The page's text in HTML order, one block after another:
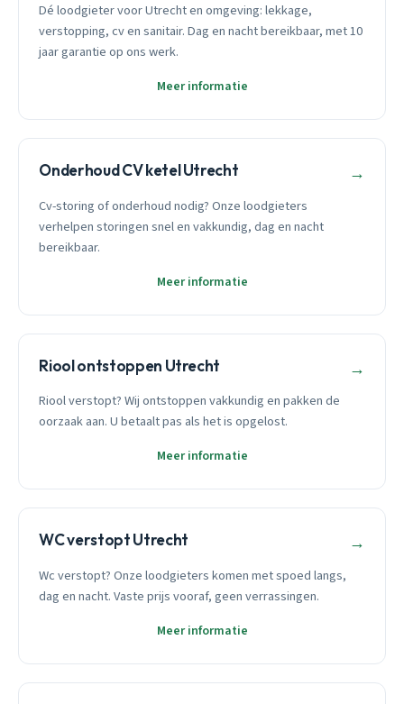
Dé loodgieter voor Utrecht en omgeving: lekkage,
verstopping, cv en sanitair. Dag en nacht bereikbaar, met 10
jaar garantie op ons werk.
Meer informatie
Onderhoud CV ketel Utrecht →
Cv-storing of onderhoud nodig? Onze loodgieters
verhelpen storingen snel en vakkundig, dag en nacht
bereikbaar.
Meer informatie
Riool ontstoppen Utrecht →
Riool verstopt? Wij ontstoppen vakkundig en pakken de
oorzaak aan. U betaalt pas als het is opgelost.
Meer informatie
WC verstopt Utrecht →
Wc verstopt? Onze loodgieters komen met spoed langs,
dag en nacht. Vaste prijs vooraf, geen verrassingen.
Meer informatie